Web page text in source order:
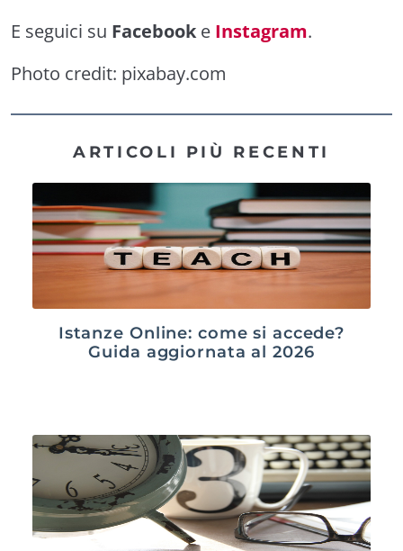
E seguici su Facebook e Instagram.
Photo credit: pixabay.com
ARTICOLI PIÙ RECENTI
Istanze Online: come si accede?
Guida aggiornata al 2026